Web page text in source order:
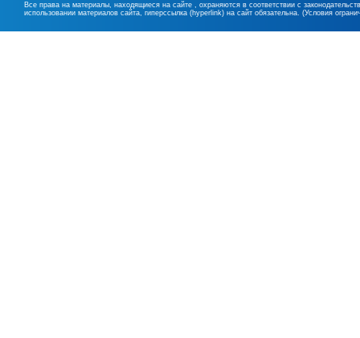
Все права на материалы, находящиеся на сайте , охраняются в соответствии с
использовании материалов сайта, гиперссылка (hyperlink) на сайт обязательна. (Условия